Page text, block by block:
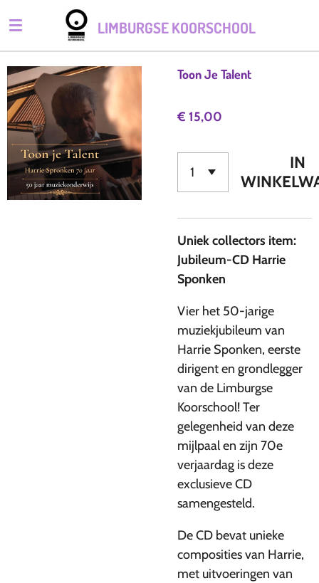
Ga
direct
naar
de
hoofdinhoud
LIMBURGSE KOORSCHOOL
Toon Je Talent
€ 15,00
IN
Uniek collectors item:
Jubileum-CD Harrie
Sponken
Vier het 50-jarige
muziekjubileum van
Harrie Sponken, eerste
dirigent en grondlegger
van de Limburgse
Koorschool! Ter
gelegenheid van deze
mijlpaal en zijn 70e
verjaardag is deze
exclusieve CD
samengesteld.
De CD bevat unieke
composities van Harrie,
met uitvoeringen van